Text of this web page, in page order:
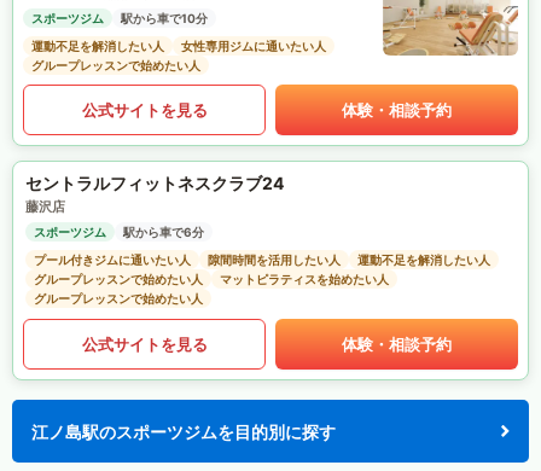
スポーツジム
駅から車で10分
運動不足を解消したい人
女性専用ジムに通いたい人
グループレッスンで始めたい人
公式サイトを見る 体験・相談予約
セントラルフィットネスクラブ24
藤沢店
スポーツジム
駅から車で6分
プール付きジムに通いたい人
隙間時間を活用したい人
運動不足を解消したい人
グループレッスンで始めたい人
マットピラティスを始めたい人
グループレッスンで始めたい人
公式サイトを見る 体験・相談予約
江ノ島駅のスポーツジムを目的別に探す